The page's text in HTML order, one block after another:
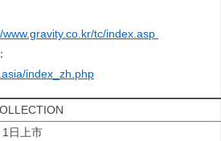
www.gravity.co.kr/tc/index.asp
index_zh.php
日上市